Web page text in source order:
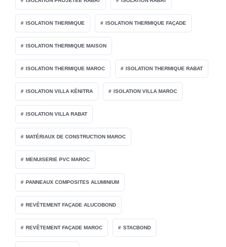
ISOLATION THERMIQUE ISOLATION THERMIQUE FAÇADE
ISOLATION THERMIQUE MAISON
ISOLATION THERMIQUE MAROC ISOLATION THERMIQUE RABAT
ISOLATION VILLA KÉNITRA ISOLATION VILLA MAROC
ISOLATION VILLA RABAT
MATÉRIAUX DE CONSTRUCTION MAROC
MENUISERIE PVC MAROC
PANNEAUX COMPOSITES ALUMINIUM
REVÊTEMENT FAÇADE ALUCOBOND
REVÊTEMENT FAÇADE MAROC STACBOND